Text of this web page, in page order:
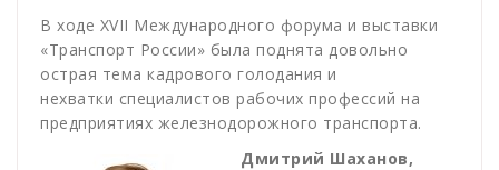
В ходе XVII Международного форума и выставки
«Транспорт России» была поднята довольно
острая тема кадрового голодания и
нехватки специалистов рабочих профессий на
предприятиях железнодорожного транспорта.
Дмитрий Шаханов,